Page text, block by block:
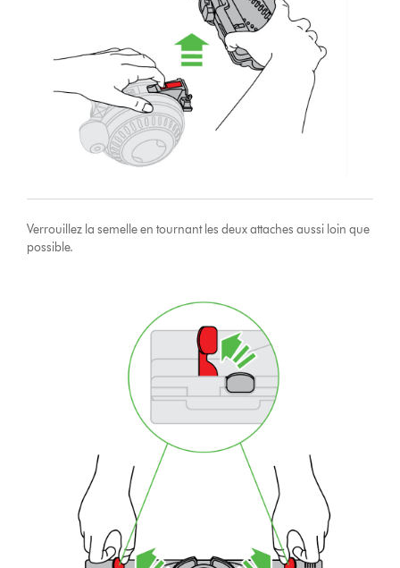
Verrouillez la semelle en tournant les deux attaches aussi loin que
possible.